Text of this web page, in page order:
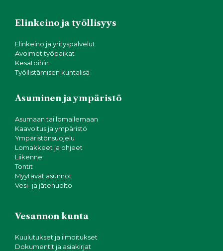
Elinkeino ja työllisyys
Elinkeino ja yrityspalvelut
Avoimet työpaikat
Kesätöihin
Työllistämisen kuntalisä
Asuminen ja ympäristö
Asumaan tai lomailemaan
Kaavoitus ja ympäristö
Ympäristönsuojelu
Lomakkeet ja ohjeet
Liikenne
Tontit
Myytävät asunnot
Vesi- ja jätehuolto
Vesannon kunta
Kuulutukset ja ilmoitukset
Dokumentit ja asiakirjat